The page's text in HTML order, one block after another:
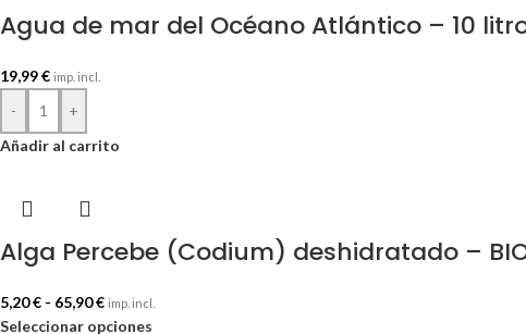
Agua de mar del Océano Atlántico – 10
19,99€ imp. incl.
-
+
Añadir al carrito
Alga Percebe (Codium) deshidratado –
5,20€ - 65,90€ imp. incl.
Seleccionar opciones